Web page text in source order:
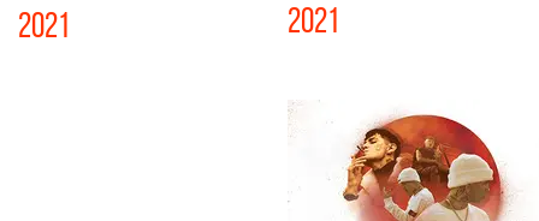
2021 2021